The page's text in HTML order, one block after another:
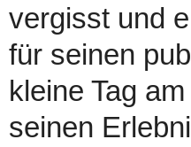
vergisst und
für seinen
kleine Tag
seinen